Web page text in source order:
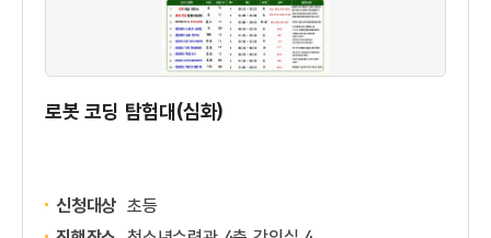
로봇 코딩 탐험대(심화)
신청대상 초등